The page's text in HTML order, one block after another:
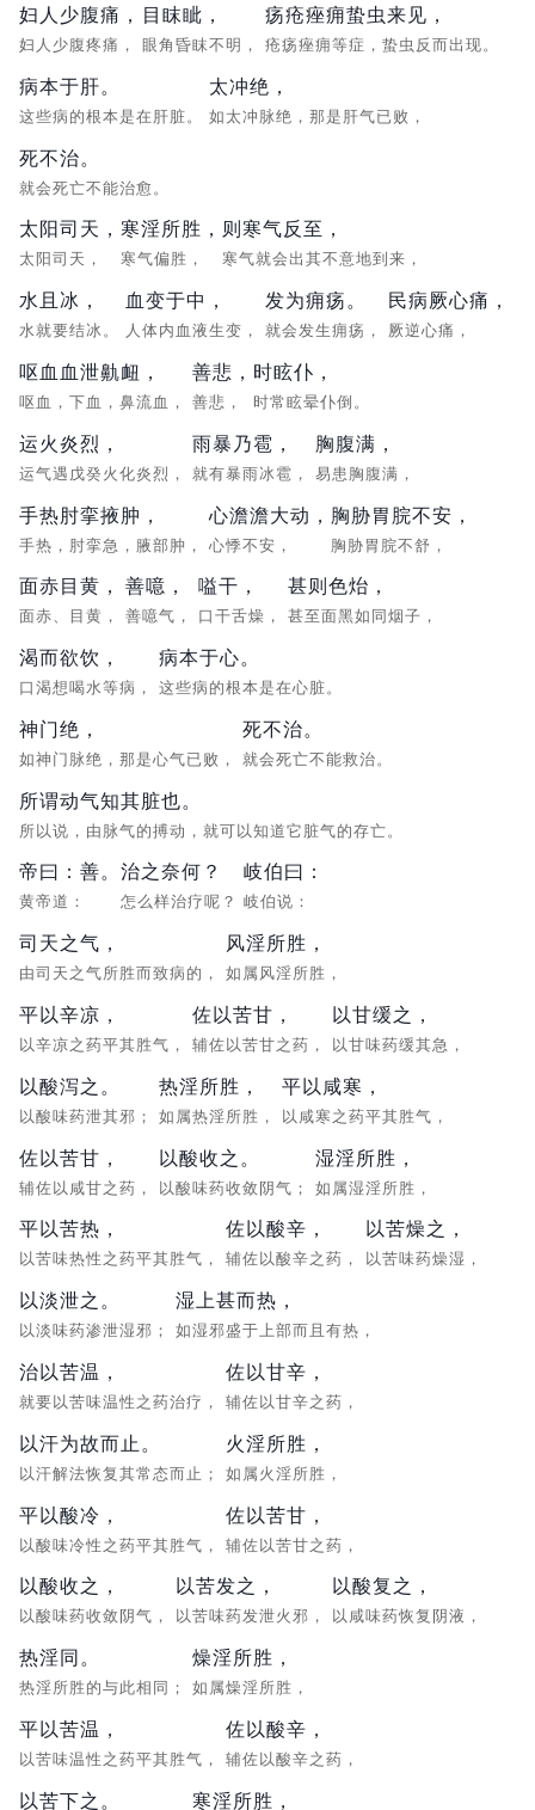
妇人少腹痛，
妇人少腹疼痛，
目眜眦，
眼角昏眜不明，
疡疮痤痈蛰虫来见，
疮疡痤痈等症，蛰虫反而出现。
病本于肝。
这些病的根本是在肝脏。
太冲绝，
如太冲脉绝，那是肝气已败，
死不治。
就会死亡不能治愈。
太阳司天，
太阳司天，
寒淫所胜，
寒气偏胜，
则寒气反至，
寒气就会出其不意地到来，
水且冰，
水就要结冰。
血变于中，
人体内血液生变，
发为痈疡。
就会发生痈疡，
民病厥心痛，
厥逆心痛，
呕血血泄鼽衄，
呕血，下血，鼻流血，
善悲，
善悲，
时眩仆，
时常眩晕仆倒。
运火炎烈，
运气遇戊癸火化炎烈，
雨暴乃雹，
就有暴雨冰雹，
胸腹满，
易患胸腹满，
手热肘挛掖肿，
手热，肘挛急，腋部肿，
心澹澹大动，
心悸不安，
胸胁胃脘不安，
胸胁胃脘不舒，
面赤目黄，
面赤、目黄，
善噫，
善噫气，
嗌干，
口干舌燥，
甚则色炲，
甚至面黑如同烟子，
渴而欲饮，
口渴想喝水等病，
病本于心。
这些病的根本是在心脏。
神门绝，
如神门脉绝，那是心气已败，
死不治。
就会死亡不能救治。
所谓动气知其脏也。
所以说，由脉气的搏动，就可以知道它脏气的存亡。
帝曰：善。
黄帝道：
治之奈何？
怎么样治疗呢？
岐伯曰：
岐伯说：
司天之气，
由司天之气所胜而致病的，
风淫所胜，
如属风淫所胜，
平以辛凉，
以辛凉之药平其胜气，
佐以苦甘，
辅佐以苦甘之药，
以甘缓之，
以甘味药缓其急，
以酸泻之。
以酸味药泄其邪；
热淫所胜，
如属热淫所胜，
平以咸寒，
以咸寒之药平其胜气，
佐以苦甘，
辅佐以咸甘之药，
以酸收之。
以酸味药收敛阴气；
湿淫所胜，
如属湿淫所胜，
平以苦热，
以苦味热性之药平其胜气，
佐以酸辛，
辅佐以酸辛之药，
以苦燥之，
以苦味药燥湿，
以淡泄之。
以淡味药渗泄湿邪；
湿上甚而热，
如湿邪盛于上部而且有热，
治以苦温，
就要以苦味温性之药治疗，
佐以甘辛，
辅佐以甘辛之药，
以汗为故而止。
以汗解法恢复其常态而止；
火淫所胜，
如属火淫所胜，
平以酸冷，
以酸味冷性之药平其胜气，
佐以苦甘，
辅佐以苦甘之药，
以酸收之，
以酸味药收敛阴气，
以苦发之，
以苦味药发泄火邪，
以酸复之，
以咸味药恢复阴液，
热淫同。
热淫所胜的与此相同；
燥淫所胜，
如属燥淫所胜，
平以苦温，
以苦味温性之药平其胜气，
佐以酸辛，
辅佐以酸辛之药，
以苦下之。 寒淫所胜，